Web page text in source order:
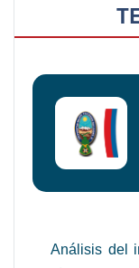
Análisis del